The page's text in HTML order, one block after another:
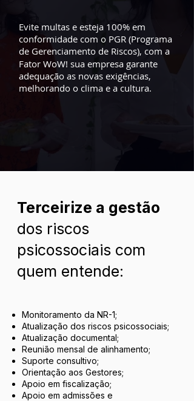
Evite multas e esteja 100% em
conformidade com o PGR (Programa
de Gerenciamento de Riscos), com a
Fator WoW! sua empresa garante
adequação as novas exigências,
melhorando o clima e a cultura.
Terceirize a gestão
dos riscos
psicossociais com
quem entende:
Monitoramento da NR-1;
Atualização dos riscos psicossociais;
Atualização documental;
Reunião mensal de alinhamento;
Suporte consultivo;
Orientação aos Gestores;
Apoio em fiscalização;
Apoio em admissões e